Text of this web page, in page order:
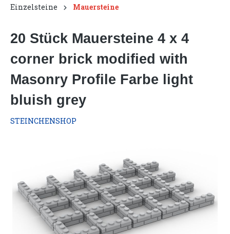
Einzelsteine Mauersteine
20 Stück Mauersteine 4 x 4
corner brick modified with
Masonry Profile Farbe light
bluish grey
STEINCHENSHOP